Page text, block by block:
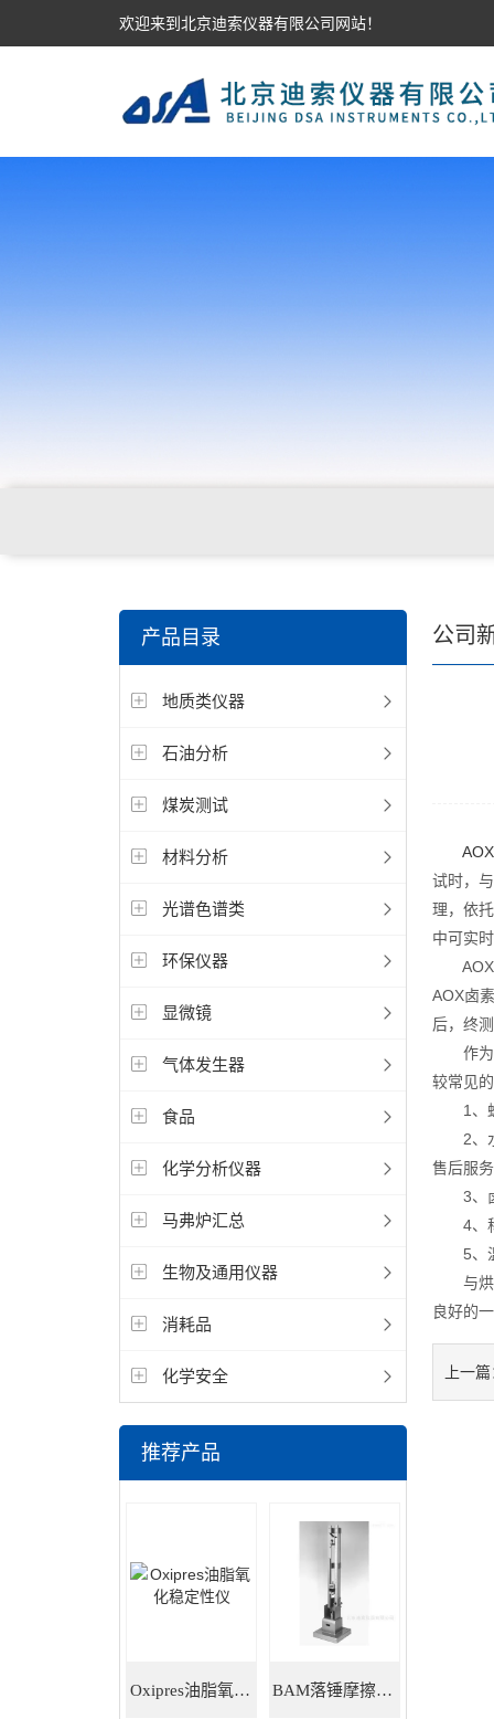
欢迎来到北京迪索仪器有限公司网站！
产品目录
地质类仪器
石油分析
煤炭测试
材料分析
光谱色谱类
环保仪器
显微镜
气体发生器
食品
化学分析仪器
马弗炉汇总
生物及通用仪器
消耗品
化学安全
推荐产品
Oxipres油脂氧化稳定性仪 BAM落锤摩擦感度仪
公司
试时，
理，依
中可实
AOX卤
AOX卤
后，终
作为
较常见
1、蜂
2、水
售后服
3、卤
4、称
5、温
与烘箱
良好的
上一